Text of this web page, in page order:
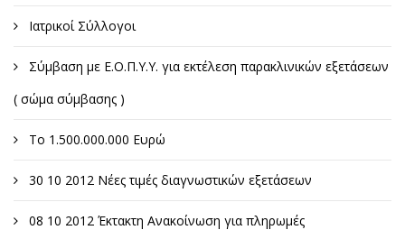
Ιατρικοί Σύλλογοι
Σύμβαση με Ε.Ο.Π.Υ.Υ. για εκτέλεση παρακλινικών εξετάσεων
( σώμα σύμβασης )
Το 1.500.000.000 Ευρώ
30 10 2012 Νέες τιμές διαγνωστικών εξετάσεων
08 10 2012 Έκτακτη Ανακοίνωση για πληρωμές